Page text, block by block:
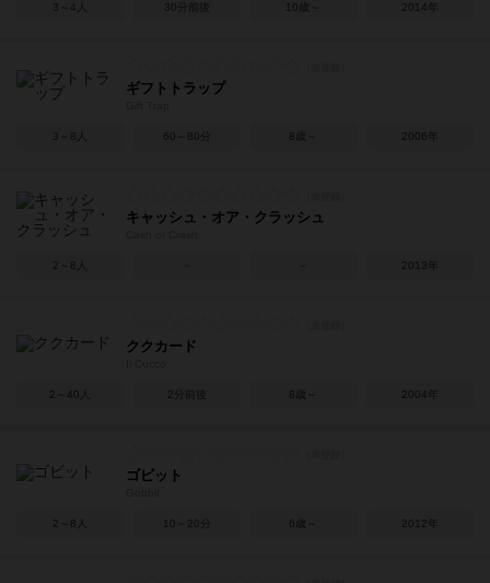
3～4人 30分前後 10歳～ 2014年
ギフトトラップ
3～8人 60～80分 8歳～ 2006年
キャッシュ・オア・クラッシュ
2～8人 2013年
ククカード
2～40人 2分前後 8歳～ 2004年
ゴビット
2～8人 10～20分 6歳～ 2012年